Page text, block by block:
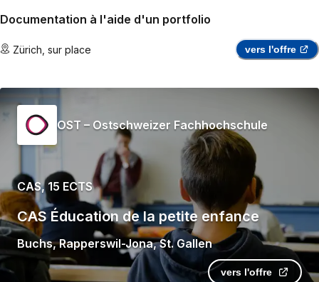
Documentation à l'aide d'un portfolio
Zürich sur place vers l'offre
OST – Ostschweizer Fachhochschule
CAS, 15 ECTS
CAS Éducation de la petite enfance
Buchs,Rapperswil-Jona,St. Gallen
vers l'offre